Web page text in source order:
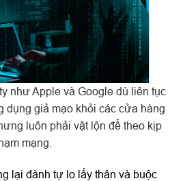
như Apple và Google dù liên tục
dụng giả mạo khỏi các cửa hàng
luôn phải vật lộn để theo kịp
mạng.
lại đành tự lo lấy thân và buộc